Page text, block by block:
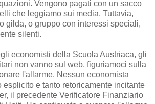
Vengono pagati con un sacco
che leggiamo sui media. Tuttavia,
gilda, o gruppo con interessi speciali,
silenti.
economisti della Scuola Austriaca, gli
non vanno sul web, figuriamoci sulla
l'allarme. Nessun economista
esplicito e tanto retoricamente incitante
il precedente Verificatore Finanziario